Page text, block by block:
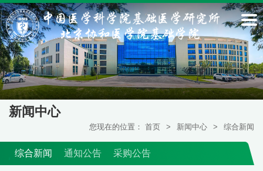
新闻中心
您现在的位置： 首页 > 新闻中心 > 综合新闻
综合新闻 通知公告 采购公告